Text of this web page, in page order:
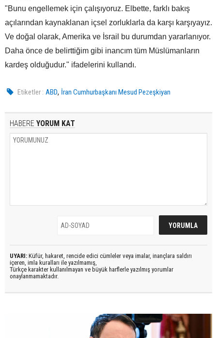
"Bunu engellemek için çalışıyoruz. Elbette, farklı bakış
açılarından kaynaklanan içsel zorluklarla da karşı karşıyayız.
Ve doğal olarak, Amerika ve İsrail bu durumdan yararlanıyor.
Daha önce de belirttiğim gibi inancım tüm Müslümanların
kardeş olduğudur." ifadelerini kullandı.
Etiketler : ABD, İran Cumhurbaşkanı Mesud Pezeşkiyan
HABERE YORUM KAT
UYARI: Küfür, hakaret, rencide edici cümleler veya imalar, inançlara saldırı
içeren, imla kuralları ile yazılmamış,
Türkçe karakter kullanılmayan ve büyük harflerle yazılmış yorumlar
onaylanmamaktadır.